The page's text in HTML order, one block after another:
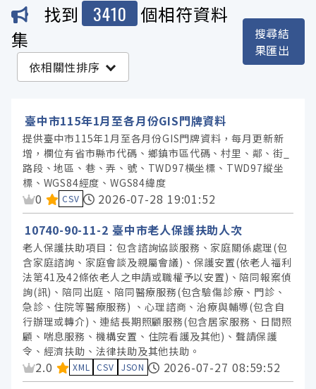
機關
臺中市政府主計處 (570)
臺中市政府警察局 (475)
臺中市政府社會局 (250)
臺中市政府民政局 (232)
臺中市政府研究發展考核委員會 (176)
臺中市政府地方稅務局 (171)
臺中市政府教育局 (143)
臺中市政府地政局 (124)
臺中市政府衛生局 (120)
臺中市政府數位發展局 (95)
臺中市政府環境保護局 (88)
臺中市政府消防局 (71)
臺中市政府農業局 (68)
臺中市政府經濟發展局 (59)
找到 3410
個相符資料
集
依相關性排序
搜尋結
果匯出
臺中市115年1月至各月份GIS門牌資料
提供臺中市115年1月至各月份GIS門牌資料，每月更新新
增，欄位有省市縣市代碼、鄉鎮市區代碼、村里、鄰、街_
路段、地區、巷、弄、號、TWD97橫坐標、TWD97縱坐
標、WGS84經度、WGS84緯度
資料集評分：
0 CSV
2026-07-28 19:01:52
10740-90-11-2 臺中市老人保護扶助人次
老人保護扶助項目：包含諮詢協談服務、家庭關係處理(包
含家庭諮詢、家庭會談及親屬會議)、保護安置(依老人福利
法第41及42條依老人之申請或職權予以安置)、陪同報案偵
詢(訊)、陪同出庭、陪同醫療服務(包含驗傷診療、門診、
急診、住院等醫療服務) 、心理諮商、治療與輔導(包含自
行辦理或轉介)、連結長期照顧服務(包含居家服務、日間照
顧、喘息服務、機構安置、住院看護及其他)、聲請保護
令、經濟扶助、法律扶助及其他扶助。
資料集評分：
2.0 XML CSV JSON
2026-07-27 08:59:52